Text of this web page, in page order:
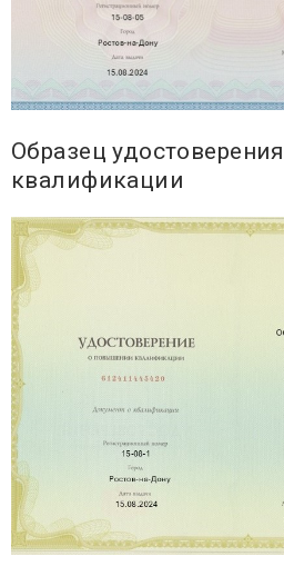
Образец
квалификации